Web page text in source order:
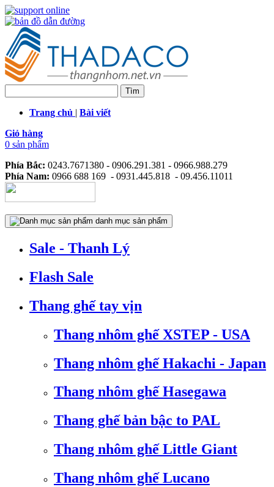
Trang chủ | Bài viết
Giỏ hàng
0 sản phẩm
Phía Bắc: 0243.7671380 - 0906.291.381 - 0966.988.279
Phía Nam: 0966 688 169 - 0931.445.818 - 09.456.11011
danh mục sản phẩm
Sale - Thanh Lý
Flash Sale
Thang ghế tay vịn
Thang nhôm ghế XSTEP - USA
Thang nhôm ghế Hakachi - Japan
Thang nhôm ghế Hasegawa
Thang ghế bản bậc to PAL
Thang nhôm ghế Little Giant
Thang nhôm ghế Lucano